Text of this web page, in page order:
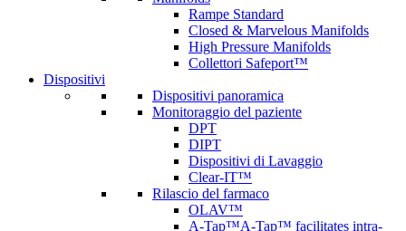
Rampe Standard
Closed & Marvelous Manifolds
High Pressure Manifolds
Collettori Safeport™
Dispositivi
Dispositivi panoramica
Monitoraggio del paziente
DPT
DIPT
Dispositivi di Lavaggio
Clear-IT™
Rilascio del farmaco
OLAV™
A-Tap™A-Tap™ facilitates intra-